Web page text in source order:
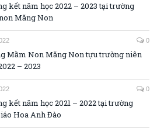
kết năm học 2022 – 2023 tại trường
Măng Non
0
Mầm Non Măng Non tựu trường niên
– 2023
0
kết năm học 2021 – 2022 tại trường
Hoa Anh Đào